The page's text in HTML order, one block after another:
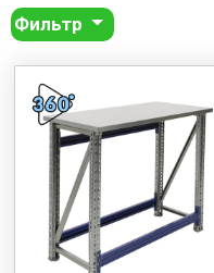
МЕДИЦИНСКАЯ
СИСТЕМЫ
Фильтр